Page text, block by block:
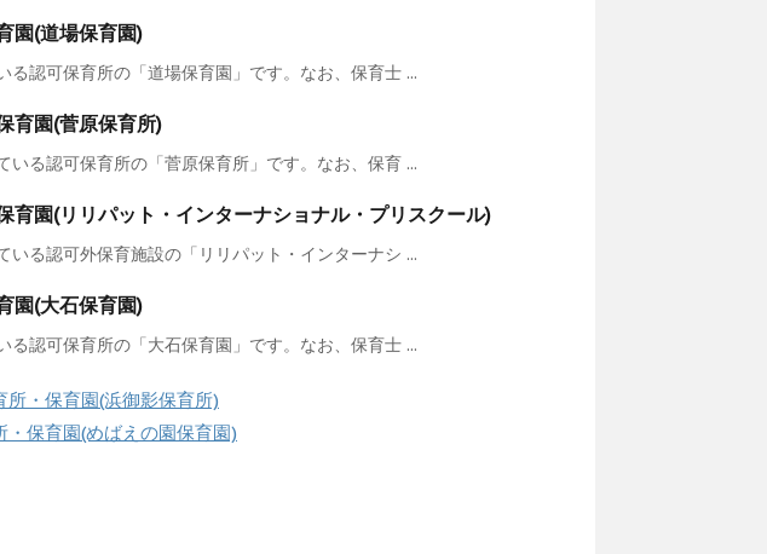
園(道場保育園)
る認可保育所の「道場保育園」です。なお、保育士 ...
育園(菅原保育所)
いる認可保育所の「菅原保育所」です。なお、保育 ...
育園(リリパット・インターナショナル・プリスクール)
いる認可外保育施設の「リリパット・インターナシ ...
園(大石保育園)
る認可保育所の「大石保育園」です。なお、保育士 ...
・保育園(浜御影保育所)
保育園(めばえの園保育園)